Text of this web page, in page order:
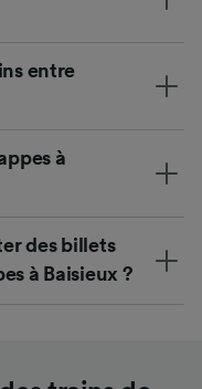
entre
à
des billets
à Baisieux ?